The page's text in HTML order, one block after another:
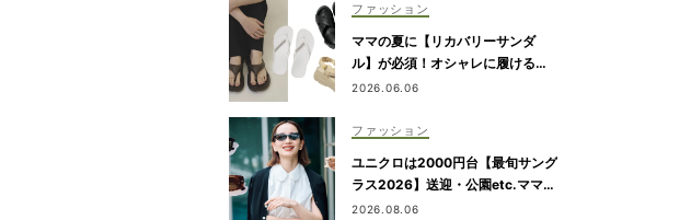
ファッション
ママの夏に【リカバリーサンダ
ル】が必須！オシャレに履ける最
旬7選
2026.06.06
ファッション
ユニクロは2000円台【最旬サング
ラス2026】送迎・公園etc.ママの
日常にハマる「名品」を厳選！
2026.08.06